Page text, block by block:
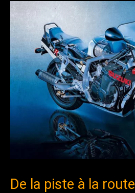
De la piste à la route